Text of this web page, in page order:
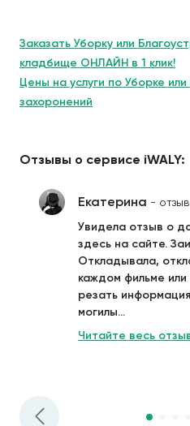
Заказать Уборку или
кладбище ОНЛАЙН в 1 клик!
Цены на услуги по Уборке
захоронений
Отзывы о сервисе iWALY:
Екатерина -
Увидела отзыв о
здесь на сайте.
Откладывала,
каждом фильме
резать
могилы...
Читайте весь